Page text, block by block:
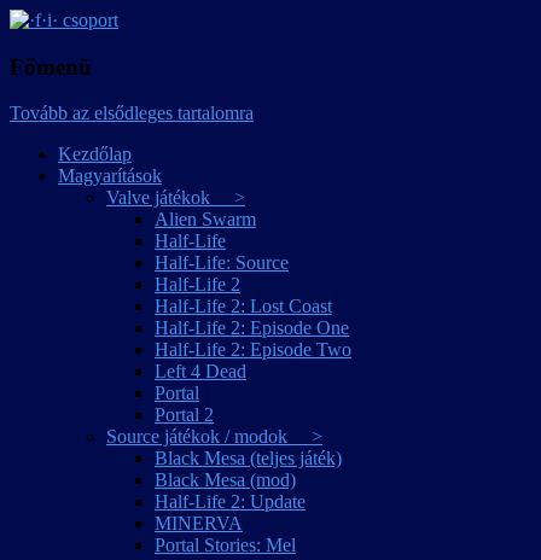
·f·i· csoport
Főmenü
Tovább az elsődleges tartalomra
Kezdőlap
Magyarítások
Valve játékok >
Alien Swarm
Half-Life
Half-Life: Source
Half-Life 2
Half-Life 2: Lost Coast
Half-Life 2: Episode One
Half-Life 2: Episode Two
Left 4 Dead
Portal
Portal 2
Source játékok / modok >
Black Mesa (teljes játék)
Black Mesa (mod)
Half-Life 2: Update
MINERVA
Portal Stories: Mel